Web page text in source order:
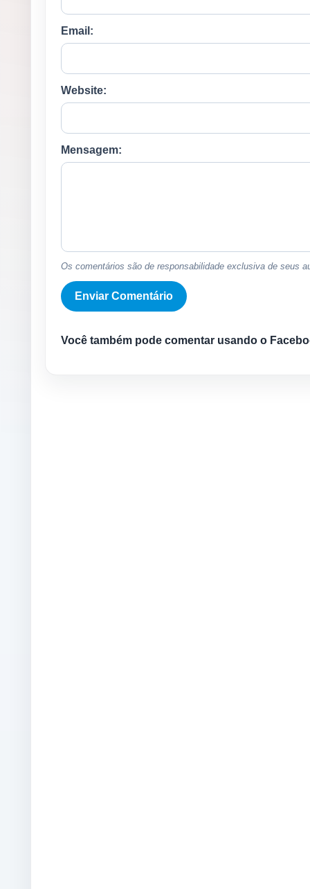
Email:
Website:
Mensagem:
Os comentários são de responsabilidade exclusiva de seus
Você também pode comentar usando o